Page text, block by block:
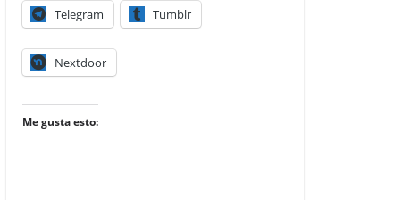
Telegram Tumblr
Nextdoor
Me gusta esto: